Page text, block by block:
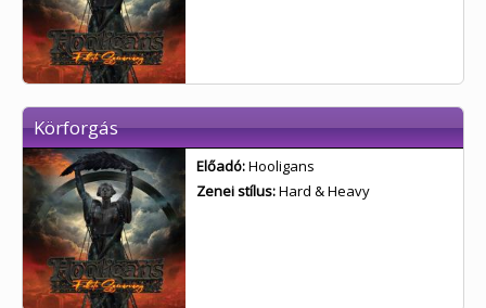
Körforgás
Előadó:Hooligans
Zenei stílus:Hard & Heavy